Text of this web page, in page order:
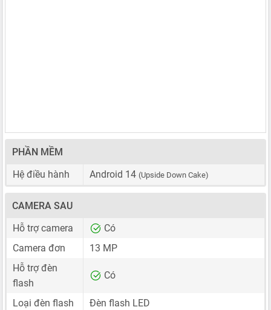
PHẦN MỀM
Hệ điều hành
Android 14 (Upside Down Cake)
CAMERA SAU
Hỗ trợ camera
Có
Camera đơn
13 MP
Hỗ trợ đèn
flash
Có
Loại đèn flash
Đèn flash LED